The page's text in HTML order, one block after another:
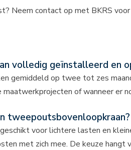
Neem contact op met BKRS
volledig geïnstalleerd en
gemiddeld op twee tot zes
of wanneer er
tweepoutsbovenloopkraan?
voor lichtere lasten en
met zich mee. De keuze